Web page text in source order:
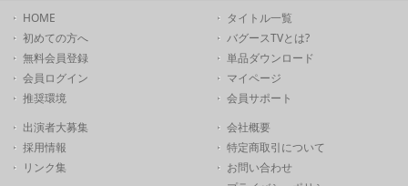
HOME
初めての方へ
無料会員登録
会員ログイン
推奨環境
タイトル一覧
バグースTVとは?
単品ダウンロード
マイページ
会員サポート
出演者大募集
採用情報
リンク集
会社概要
特定商取引について
お問い合わせ